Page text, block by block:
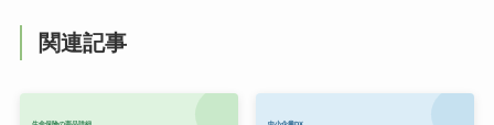
関連記事